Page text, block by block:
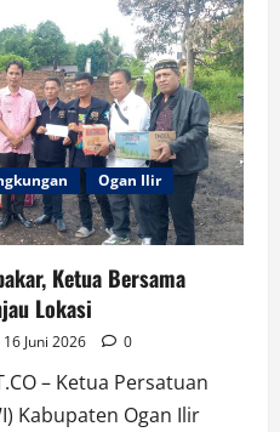
Ogan Ilir
Ketua Bersama
Lokasi
16 Juni 2026 0
– Ketua Persatuan
Kabupaten Ogan Ilir